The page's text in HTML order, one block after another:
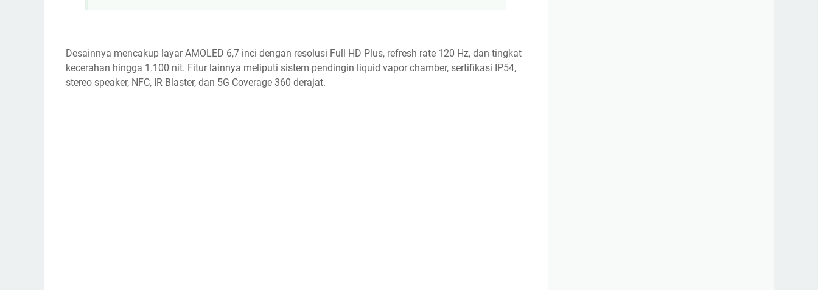
Desainnya mencakup layar AMOLED 6,7 inci dengan resolusi Full HD Plus, refresh rate 120 Hz, dan tingkat
kecerahan hingga 1.100 nit. Fitur lainnya meliputi sistem pendingin liquid vapor chamber, sertifikasi IP54,
stereo speaker, NFC, IR Blaster, dan 5G Coverage 360 derajat.